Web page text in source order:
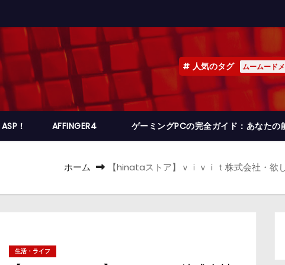
人気のタグ ムームード
！ AFFINGER4 ゲーミングPCの完全ガイド：あなたの
ホーム 【hinataストア】ｖｉｖｉｔ株式会社・欲
生活・ライフ